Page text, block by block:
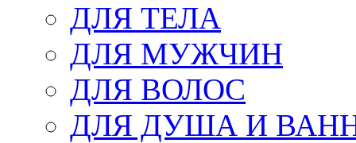
ДЛЯ ТЕЛА
ДЛЯ МУЖЧИН
ДЛЯ ВОЛОС
ДЛЯ ДУША И